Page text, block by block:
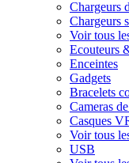
Chargeurs
Chargeurs
Voir tous
Ecouteurs
Enceintes
Gadgets
Bracelets
Cameras
Casques
Voir tous
USB